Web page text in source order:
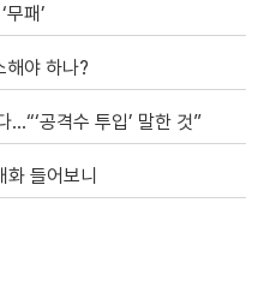
패’
해야 하나?
…“‘공격수 투입’ 말한 것”
들어보니